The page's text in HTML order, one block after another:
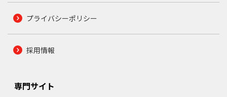
プライバシーポリシー
採用情報
専門サイト